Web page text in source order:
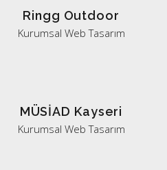
Ringg Outdoor
Kurumsal Web Tasarım
MÜSİAD Kayseri
Kurumsal Web Tasarım